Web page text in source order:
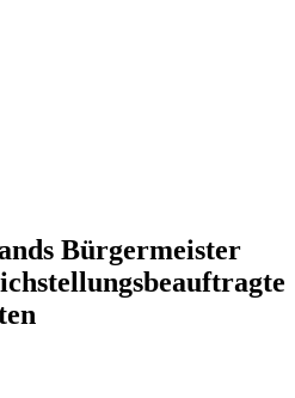
Bürgermeister